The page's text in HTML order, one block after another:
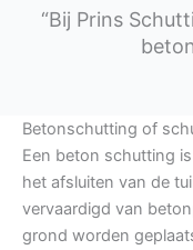
“Bij Prins
Betonschutting of
Een beton schutting
het afsluiten van de
vervaardigd van
grond worden